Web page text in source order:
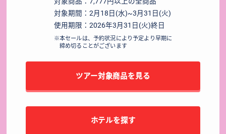
対象期間：2月18日(水)~3月31日(火)
使用期限：2026年3月31日(火)終日
※本セールは、予約状況により予定より早期に
締め切ることがございます
ツアー対象商品を見る
ホテルを探す